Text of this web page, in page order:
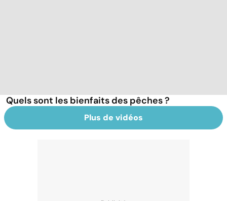
Quels sont les bienfaits des pêches ?
Plus de vidéos